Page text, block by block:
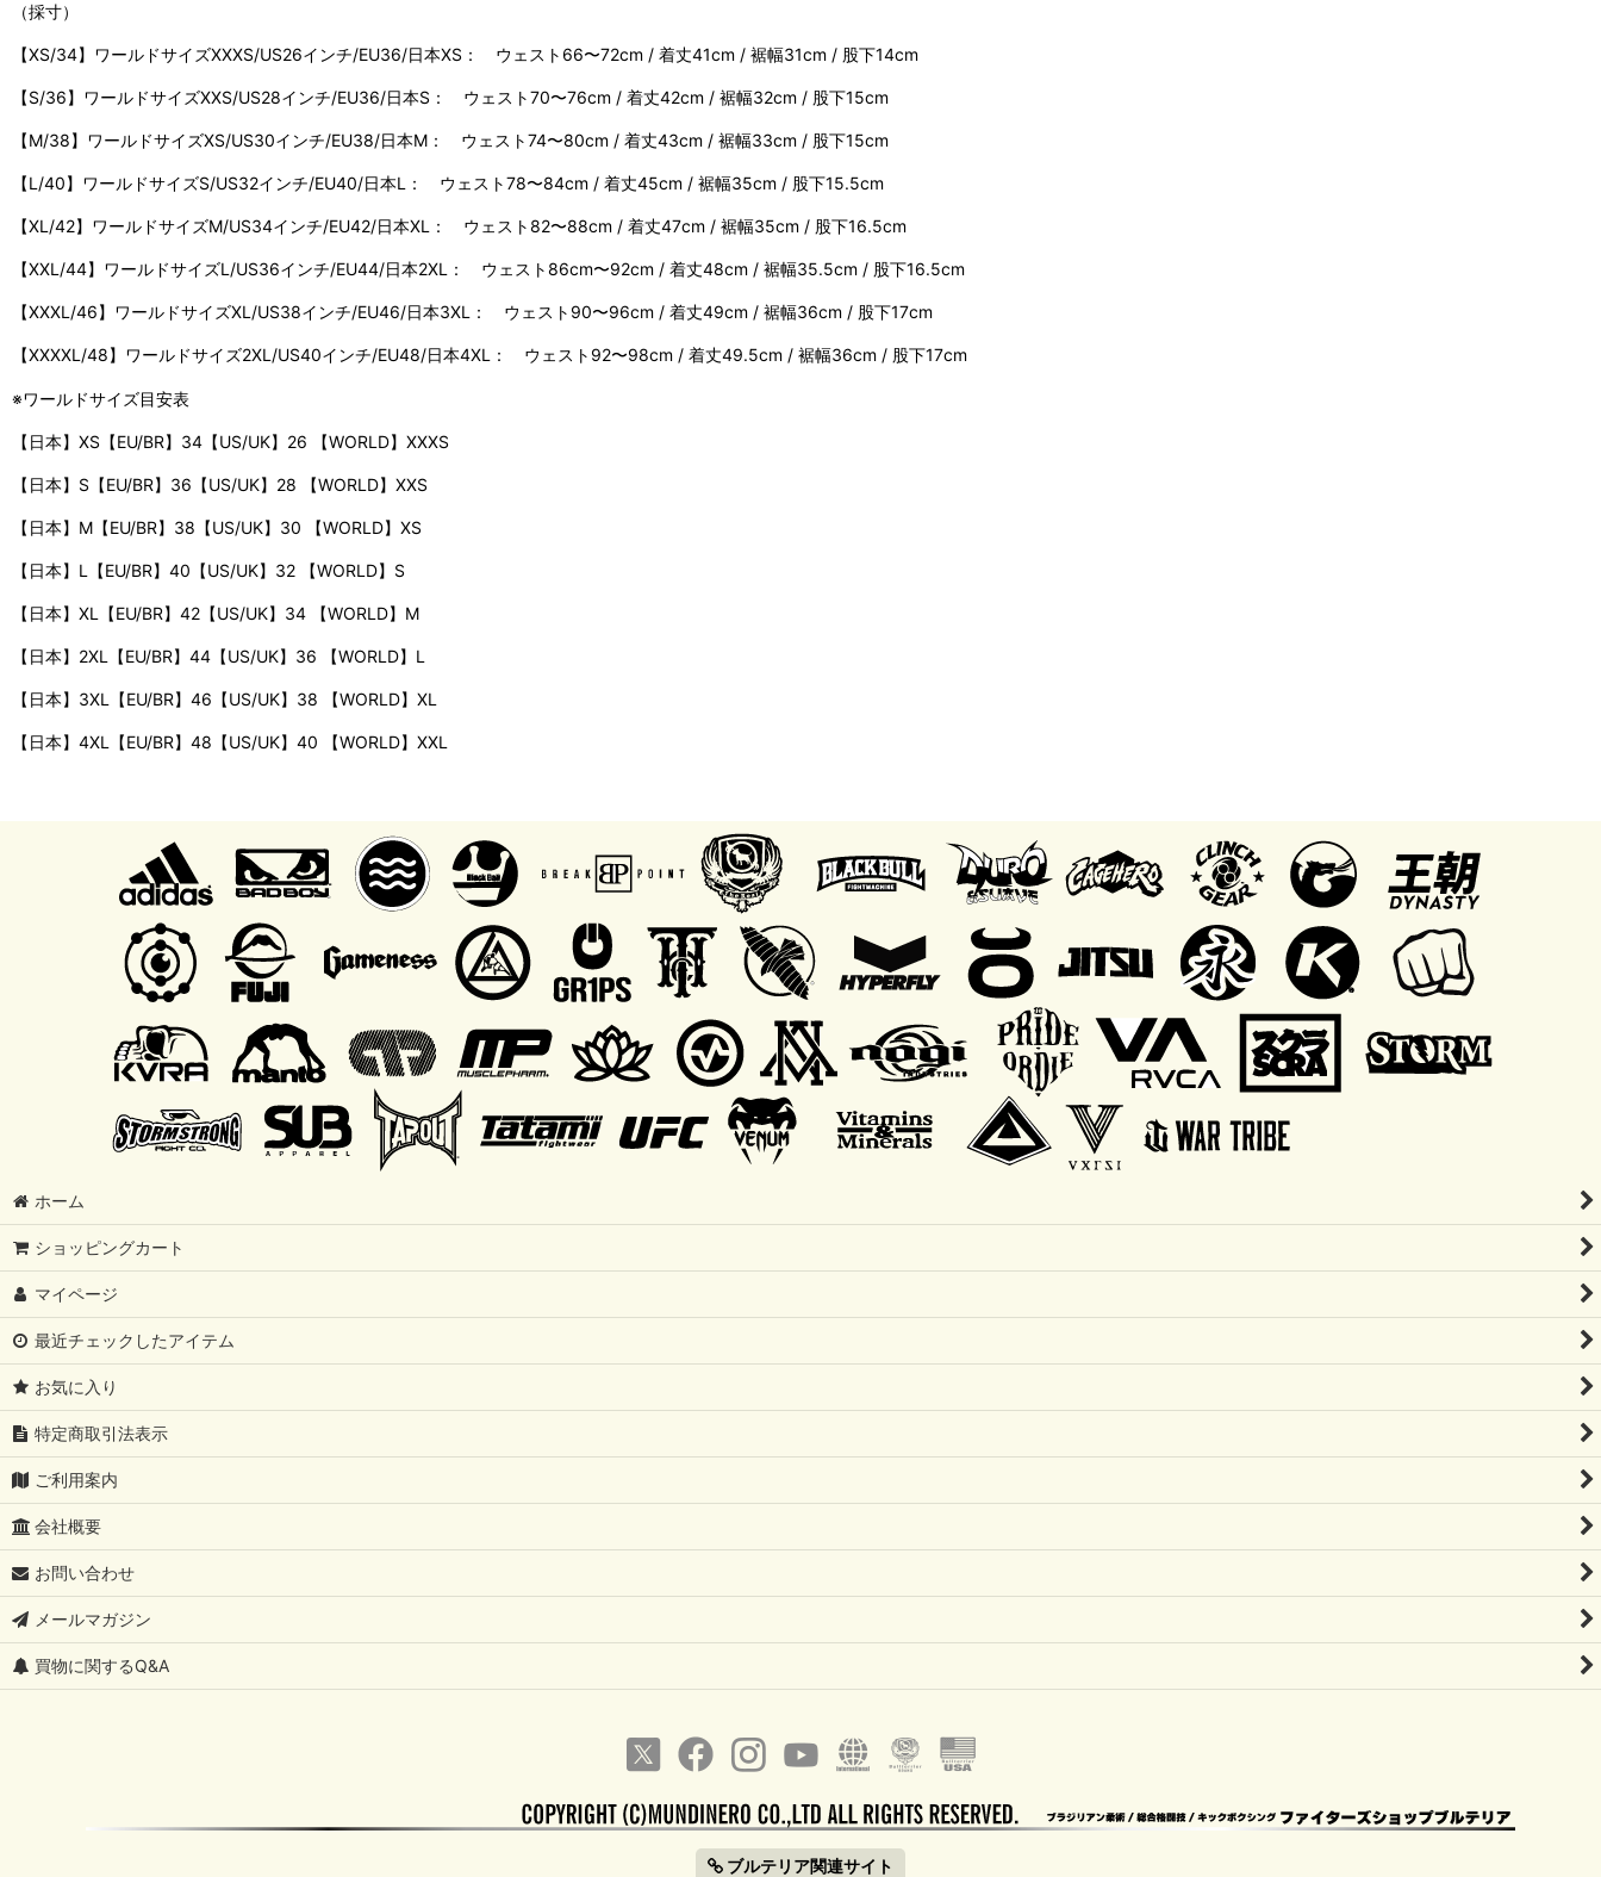
（採寸）
【XS/34】ワールドサイズXXXS/US26インチ/EU36/日本XS： ウェスト66〜72cm / 着丈41cm / 裾幅31cm / 股下14cm
【S/36】ワールドサイズXXS/US28インチ/EU36/日本S： ウェスト70〜76cm / 着丈42cm / 裾幅32cm / 股下15cm
【M/38】ワールドサイズXS/US30インチ/EU38/日本M： ウェスト74〜80cm / 着丈43cm / 裾幅33cm / 股下15cm
【L/40】ワールドサイズS/US32インチ/EU40/日本L： ウェスト78〜84cm / 着丈45cm / 裾幅35cm / 股下15.5cm
【XL/42】ワールドサイズM/US34インチ/EU42/日本XL： ウェスト82〜88cm / 着丈47cm / 裾幅35cm / 股下16.5cm
【XXL/44】ワールドサイズL/US36インチ/EU44/日本2XL： ウェスト86cm〜92cm / 着丈48cm / 裾幅35.5cm / 股下16.5cm
【XXXL/46】ワールドサイズXL/US38インチ/EU46/日本3XL： ウェスト90〜96cm / 着丈49cm / 裾幅36cm / 股下17cm
【XXXXL/48】ワールドサイズ2XL/US40インチ/EU48/日本4XL： ウェスト92〜98cm / 着丈49.5cm / 裾幅36cm / 股下17cm
※ワールドサイズ目安表
【日本】XS【EU/BR】34【US/UK】26 【WORLD】XXXS
【日本】S【EU/BR】36【US/UK】28 【WORLD】XXS
【日本】M【EU/BR】38【US/UK】30 【WORLD】XS
【日本】L【EU/BR】40【US/UK】32 【WORLD】S
【日本】XL【EU/BR】42【US/UK】34 【WORLD】M
【日本】2XL【EU/BR】44【US/UK】36 【WORLD】L
【日本】3XL【EU/BR】46【US/UK】38 【WORLD】XL
【日本】4XL【EU/BR】48【US/UK】40 【WORLD】XXL
ホーム
ショッピングカート
マイページ
最近チェックしたアイテム
お気に入り
特定商取引法表示
ご利用案内
会社概要
お問い合わせ
メールマガジン
買物に関するQ&A
ブルテリア関連サイト